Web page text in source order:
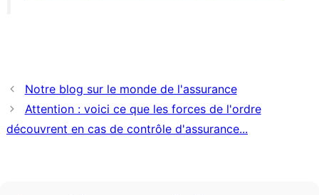
Notre blog sur le monde de l'assurance
Attention : voici ce que les forces de l'ordre
découvrent en cas de contrôle d'assurance...